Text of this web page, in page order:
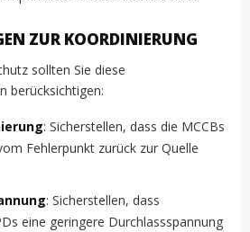
ZUR KOORDINIERUNG
sollten Sie diese
berücksichtigen:
: Sicherstellen, dass die MCCBs
Fehlerpunkt zurück zur Quelle
: Sicherstellen, dass
eine geringere Durchlassspannung